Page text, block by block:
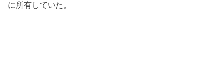
に所有していた。